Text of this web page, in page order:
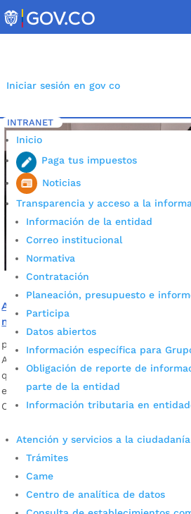
to
content
Iniciar sesión en gov co
INTRANET
Inicio
Paga tus impuestos
Noticias
Transparencia y acceso a la
Información de la entidad
Correo institucional
Normativa
Contratación
Planeación, presupuesto e
Participa
Datos abiertos
Información específica para
Obligación de reporte de
parte de la entidad
Información tributaria en
Atención y servicios a la ciudadanía
Trámites
Came
Centro de analítica de datos
Inicio 5 Etiqueta: salas lactancia
Alcaldía de Bucaramanga habilitó
materna
por Alcaldía de Bucaramanga Mar 8,
A partir de hoy, empiezan a funcionar
que beneficiarán a madres que
en la Alcaldía y en el Instituto de Salud
Conozca en esta nota cómo